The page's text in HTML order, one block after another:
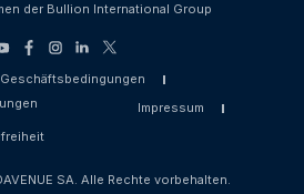
der Bullion International Group
Impressum
SA. Alle Rechte vorbehalten.